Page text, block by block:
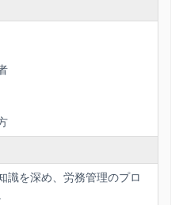
識を深め、労務管理のプロ